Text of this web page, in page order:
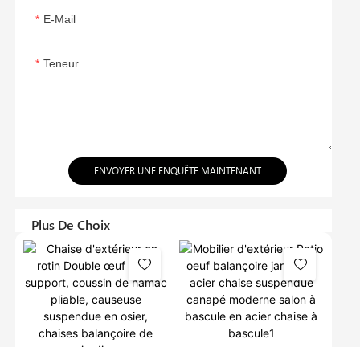
E-Mail
Teneur
ENVOYER UNE ENQUÊTE MAINTENANT
Plus De Choix